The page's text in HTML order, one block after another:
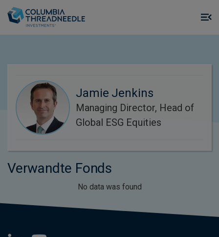
Jamie Jenkins
Managing Director, Head of
Global ESG Equities
Verwandte Fonds
No data was found